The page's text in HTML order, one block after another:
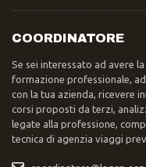
COORDINATORE
Se sei interessato ad avere
formazione professionale,
con la tua azienda, ricevere
corsi proposti da terzi,
legate alla professione,
tecnica di agenzia viaggi